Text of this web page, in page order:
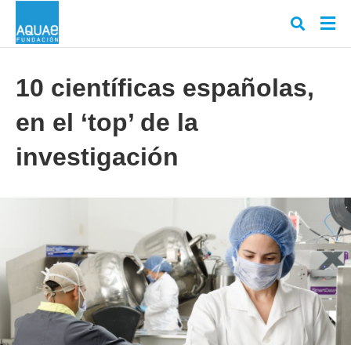
10 científicas españolas,
en el ‘top’ de la
investigación